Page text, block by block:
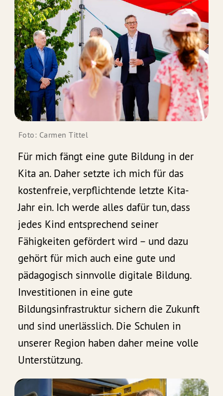
Foto: Carmen Tittel
Für mich fängt eine gute Bildung in der
Kita an. Daher setzte ich mich für das
kostenfreie, verpflichtende letzte Kita-
Jahr ein. Ich werde alles dafür tun, dass
jedes Kind entsprechend seiner
Fähigkeiten gefördert wird – und dazu
gehört für mich auch eine gute und
pädagogisch sinnvolle digitale Bildung.
Investitionen in eine gute
Bildungsinfrastruktur sichern die Zukunft
und sind unerlässlich. Die Schulen in
unserer Region haben daher meine volle
Unterstützung.